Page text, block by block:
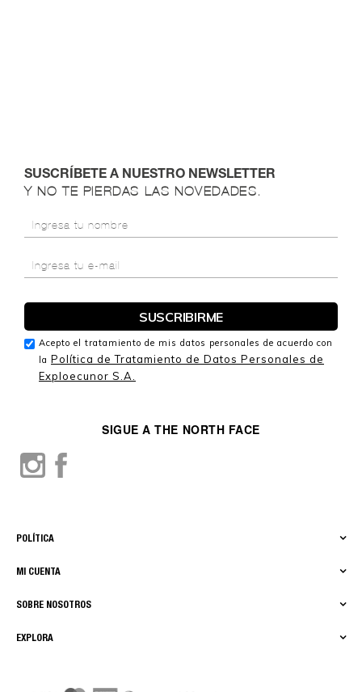
EXPLORA
SOBRE NOSOTROS
MI CUENTA
POLÍTICA
SIGUE A THE NORTH FACE
SUSCRÍBETE A NUESTRO NEWSLETTER
Y NO TE PIERDAS LAS NOVEDADES.
Acepto el tratamiento de mis datos personales de acuerdo con
la Política de Tratamiento de Datos Personales de
Exploecunor S.A.